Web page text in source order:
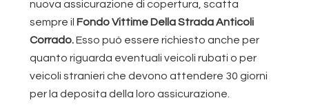
nuova assicurazione di copertura, scatta
sempre il Fondo Vittime Della Strada Anticoli
Corrado.Esso può essere richiesto anche per
quanto riguarda eventuali veicoli rubati o per
veicoli stranieri che devono attendere 30 giorni
per la deposita della loro assicurazione.